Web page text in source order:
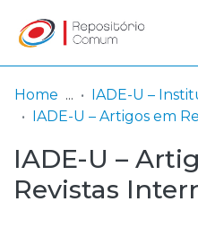
& Collections
Browse repository
Log
In
(current)
Home
IADE-U –
Revistas